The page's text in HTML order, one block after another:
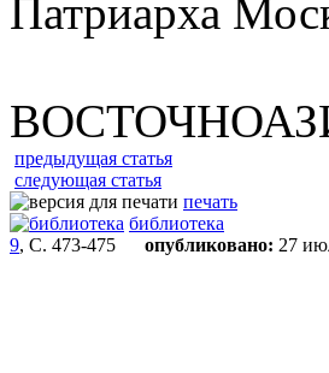
Патриарха
предыдущая статья
следующая статья
печать
библиотека
9, С. 473-475 опубликовано: 27